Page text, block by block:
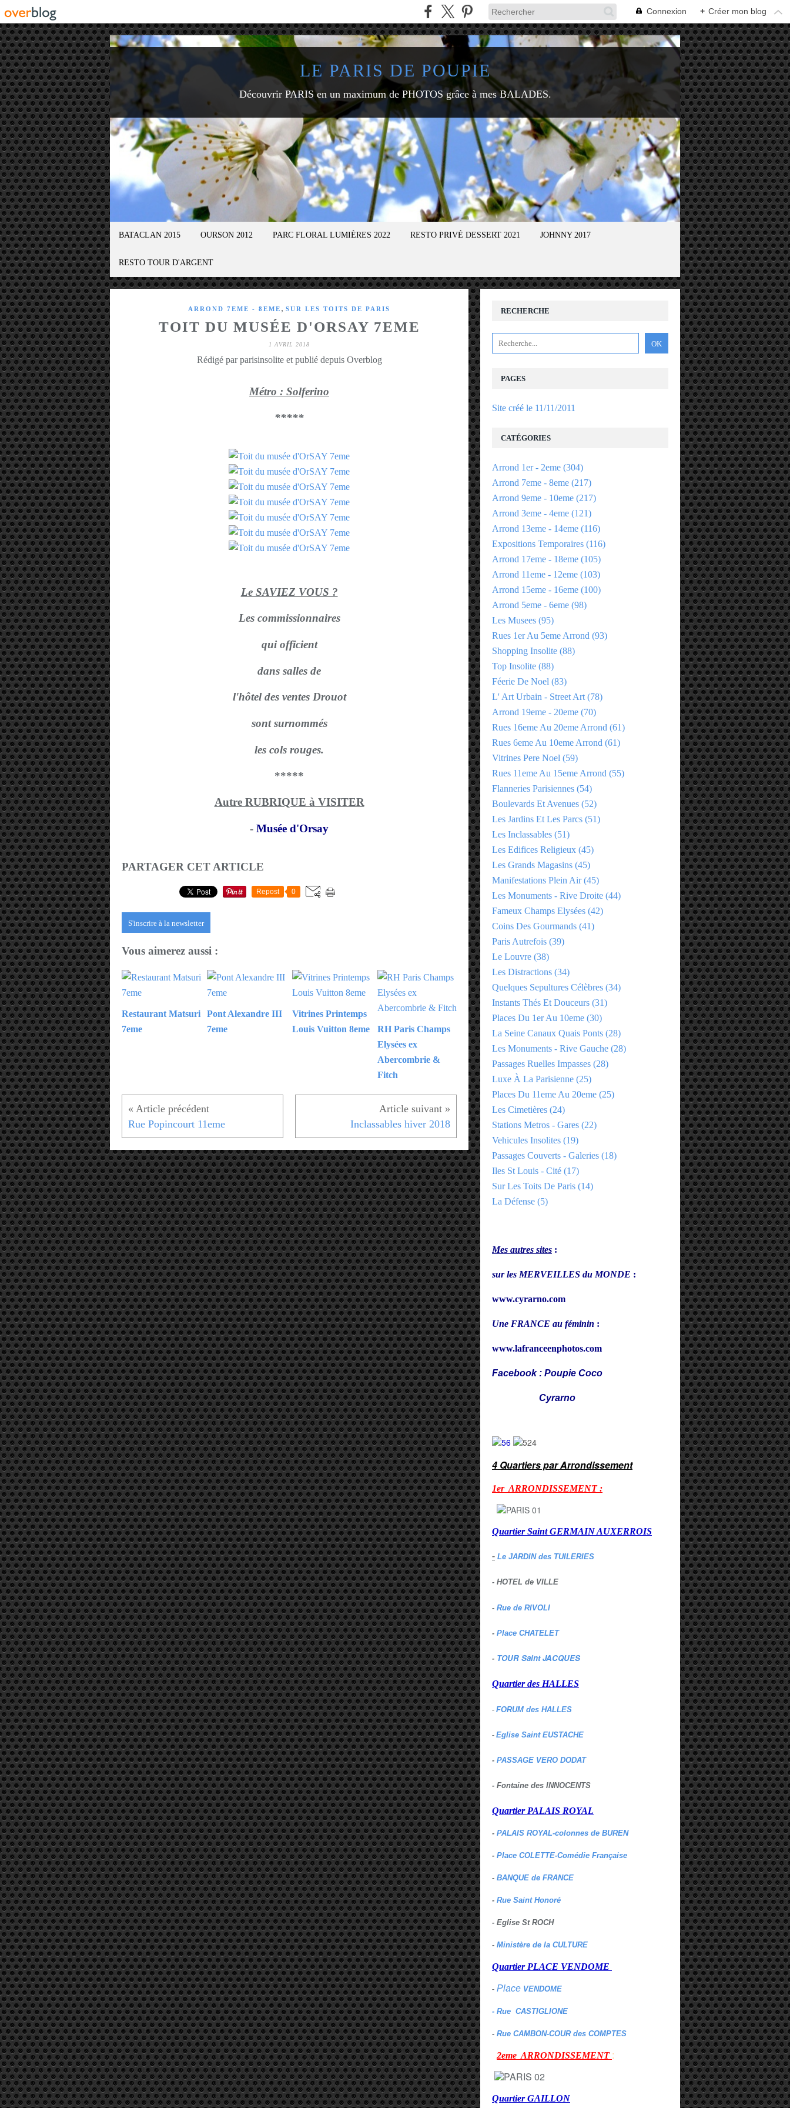
Connexion + Créer mon blog
LE PARIS DE POUPIE
Découvrir PARIS en un maximum de PHOTOS grâce à mes BALADES.
BATACLAN 2015 OURSON 2012 PARC FLORAL LUMIÈRES 2022 RESTO PRIVÉ DESSERT 2021 JOHNNY 2017
RESTO TOUR D'ARGENT
ARROND 7EME - 8EME , SUR LES TOITS DE PARIS
TOIT DU MUSÉE D'ORSAY 7EME
1 AVRIL 2018
Rédigé par parisinsolite et publié depuis Overblog
Métro : Solferino
*****
Le SAVIEZ VOUS ?
Les commissionnaires
qui officient
dans salles de
l'hôtel des ventes Drouot
sont surnommés
les cols rouges.
*****
Autre RUBRIQUE à VISITER
- Musée d'Orsay
PARTAGER CET ARTICLE
Repost 0
S'inscrire à la newsletter
Vous aimerez aussi :
Restaurant Matsuri
7eme
Pont Alexandre III
7eme
Vitrines Printemps
Louis Vuitton 8eme
RH Paris Champs
Elysées ex
Abercombrie &
Fitch
Rue Popincourt 11eme Inclassables hiver 2018
RECHERCHE
PAGES
Site créé le 11/11/2011
CATÉGORIES
Arrond 1er - 2eme (304)
Arrond 7eme - 8eme (217)
Arrond 9eme - 10eme (217)
Arrond 3eme - 4eme (121)
Arrond 13eme - 14eme (116)
Expositions Temporaires (116)
Arrond 17eme - 18eme (105)
Arrond 11eme - 12eme (103)
Arrond 15eme - 16eme (100)
Arrond 5eme - 6eme (98)
Les Musees (95)
Rues 1er Au 5eme Arrond (93)
Shopping Insolite (88)
Top Insolite (88)
Féerie De Noel (83)
L' Art Urbain - Street Art (78)
Arrond 19eme - 20eme (70)
Rues 16eme Au 20eme Arrond (61)
Rues 6eme Au 10eme Arrond (61)
Vitrines Pere Noel (59)
Rues 11eme Au 15eme Arrond (55)
Flanneries Parisiennes (54)
Boulevards Et Avenues (52)
Les Jardins Et Les Parcs (51)
Les Inclassables (51)
Les Edifices Religieux (45)
Les Grands Magasins (45)
Manifestations Plein Air(45)
Les Monuments - Rive Droite (44)
Fameux Champs Elysées (42)
Coins Des Gourmands (41)
Paris Autrefois (39)
Le Louvre (38)
Les Distractions (34)
Quelques Sepultures Célèbres (34)
Instants Thés Et Douceurs (31)
Places Du 1er Au 10eme (30)
La Seine Canaux Quais Ponts (28)
Les Monuments - Rive Gauche (28)
Passages Ruelles Impasses (28)
Luxe À La Parisienne (25)
Places Du 11eme Au 20eme (25)
Les Cimetières (24)
Stations Metros - Gares (22)
Vehicules Insolites (19)
Passages Couverts - Galeries (18)
Iles St Louis - Cité (17)
Sur Les Toits De Paris (14)
La Défense (5)
Mes autres sites :
sur les MERVEILLES du MONDE :
www.cyrarno.com
Une FRANCE au féminin :
www.lafranceenphotos.com
Facebook : Poupie Coco
Cyrarno
4 Quartiers par Arrondissement
1er ARRONDISSEMENT :
Quartier Saint GERMAIN AUXERROIS
- Le JARDIN des TUILERIES
- HOTEL de VILLE
- Rue de RIVOLI
- Place CHATELET
- TOUR Saint JACQUES
Quartier des HALLES
- FORUM des HALLES
- Eglise Saint EUSTACHE
- PASSAGE VERO DODAT
- Fontaine des INNOCENTS
Quartier PALAIS ROYAL
- PALAIS ROYAL-colonnes de BUREN
- Place COLETTE-Comédie Française
- BANQUE de FRANCE
- Rue Saint Honoré
- Eglise St ROCH
- Ministère de la CULTURE
Quartier PLACE VENDOME
- Place VENDOME
- Rue CASTIGLIONE
- Rue CAMBON-COUR des COMPTES
2eme ARRONDISSEMENT :
Quartier GAILLON